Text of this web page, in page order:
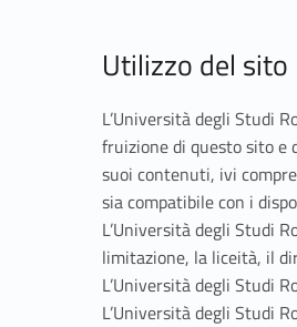
Utilizzo del sito
L’Università degli Studi
fruizione di questo sito e
suoi contenuti, ivi
sia compatibile con i
L’Università degli Studi
limitazione, la liceità, il
L’Università degli Studi
L’Università degli Studi